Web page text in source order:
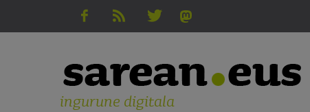
ingurune digitala